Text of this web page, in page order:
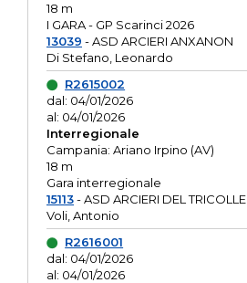
18 m
I GARA - GP Scarinci 2026
13039 - ASD ARCIERI ANXANON
Di Stefano, Leonardo
R2615002
dal: 04/01/2026
al: 04/01/2026
Interregionale
Campania: Ariano Irpino (AV)
18 m
Gara interregionale
15113- ASD ARCIERI DEL TRICOLLE
Voli, Antonio
R2616001
dal: 04/01/2026
al: 04/01/2026